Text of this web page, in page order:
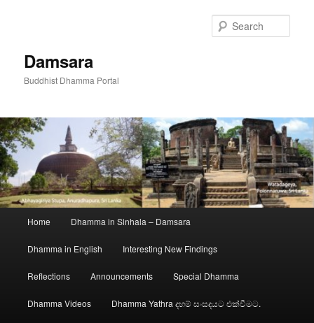
Damsara
Buddhist Dhamma Portal
Home Dhamma in Sinhala – Damsara
Dhamma in English Interesting New Findings
Reflections Announcements Special Dhamma
Dhamma Videos Dhamma Yathra දහම් සංසදයට එක්වීමට.